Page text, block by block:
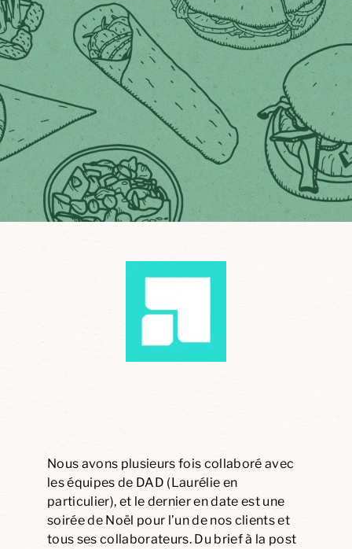
Nous avons plusieurs fois collaboré avec
les équipes de DAD (Laurélie en
particulier), et le dernier en date est une
soirée de Noël pour l’un de nos clients et
tous ses collaborateurs. Du brief à la post